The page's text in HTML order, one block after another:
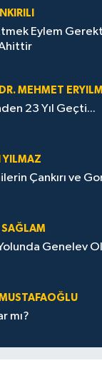
Eylem
MEHMET
23 Yıl Geçti...
YILMAZ
Çankırı ve
SAĞLAM
Genelev
mı?